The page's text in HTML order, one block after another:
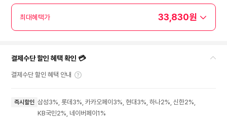
최대혜택가 33,830원
결제수단 할인 혜택 확인 💳
결제수단 할인 혜택 안내
즉시할인 삼성3%, 롯데3%, 카카오페이3%, 현대3%, 하나2%, 신한2%,
KB국민2%, 네이버페이1%